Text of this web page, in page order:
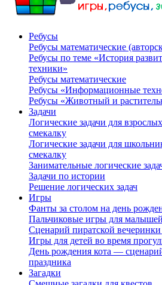
Ребусы
Ребусы математические
Ребусы по теме «История
техники»
Ребусы математические
Ребусы «Информационные
Ребусы «Животный и
Задачи
Логические задачи для
смекалку
Логические задачи для
смекалку
Занимательные логические
Задачи по истории
Решение логических задач
Игры
Фанты за столом на день
Пальчиковые игры для малышей
Сценарий пиратской
Игры для детей во время
День рождения кота —
праздника
Загадки